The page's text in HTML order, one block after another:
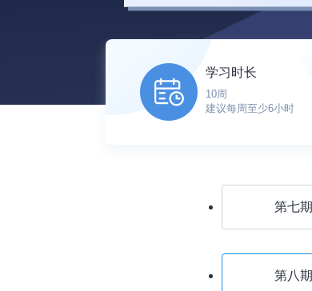
学习时长
10周
建议每周至少6小时
第七期
第八期